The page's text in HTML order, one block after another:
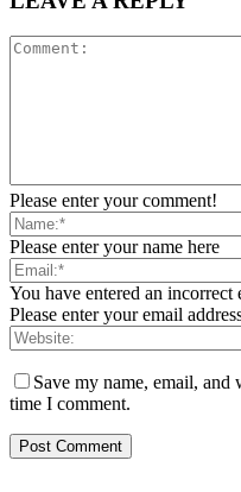
Please enter your comment!
Please enter your name here
You have entered an incorrect
Please enter your email
Save my name, email,
time I comment.